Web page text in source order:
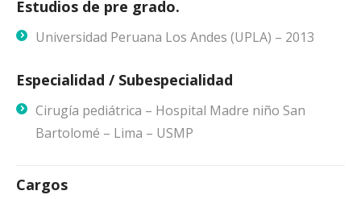
Estudios de pre grado.
Universidad Peruana Los Andes (UPLA) – 2013
Especialidad / Subespecialidad
Cirugía pediátrica – Hospital Madre niño San
Bartolomé – Lima – USMP
Cargos